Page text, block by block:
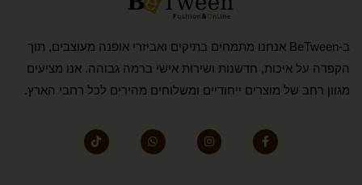
ב-BeTween אנחנו מתמחים בתיקים ואביזרי אופנה מעוצבים, תוך
הקפדה על איכות, חדשנות ושירות אישי ברמה גבוהה. אנו מציעים
מגוון רחב של מוצרים ייחודיים ומשלוחים מהירים לכל רחבי הארץ.